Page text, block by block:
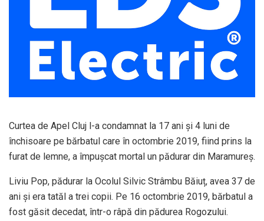
Curtea de Apel Cluj l-a condamnat la 17 ani și 4 luni de
închisoare pe bărbatul care în octombrie 2019, fiind prins la
furat de lemne, a împuşcat mortal un pădurar din Maramureş.
Liviu Pop, pădurar la Ocolul Silvic Strâmbu Băiuț, avea 37 de
ani și era tatăl a trei copii. Pe 16 octombrie 2019, bărbatul a
fost găsit decedat, într-o râpă din pădurea Rogozului.